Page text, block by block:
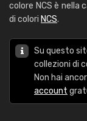
colore NCS è nella
di colori NCS.
Su questo
collezioni di
Non hai
account